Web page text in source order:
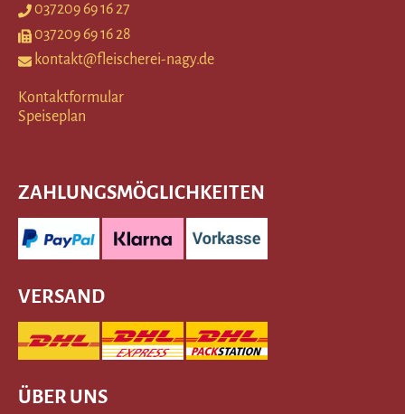
037209 69 16 27
037209 69 16 28
kontakt@fleischerei-nagy.de
Kontaktformular
Speiseplan
ZAHLUNGSMÖGLICHKEITEN
VERSAND
ÜBER UNS